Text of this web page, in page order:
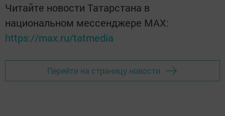
Читайте новости Татарстана в
национальном мессенджере MАХ:
https://max.ru/tatmedia
Перейти на страницу новости